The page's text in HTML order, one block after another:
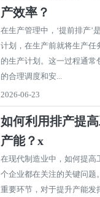
产效率？
在生产管理中，‘提前排产’
计划，在生产前就将生产任
的生产计划。这一过程通常
的合理调度和安...
2026-06-23
如何利用排产提
产能？x
在现代制造业中，如何提高
个企业都在关注的关键问题
重要环节，对于提升产能发